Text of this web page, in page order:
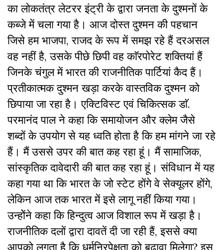
का लोकतंत्र लेटरर इंट्री के द्वारा जनता के दुश्मनों के
कब्जे में चला गया है। आज दोस्त दुश्मन की पहचान
जिसे हम भाजपा, राजद के रूप में समझ रहे हैं दरअसल
वह नहीं है, उसके पीछे छिपी वह काॅरपोरेट शक्तियां हैं
जिनके चंगुल में भारत की राजनीतिक पार्टियां कैद हैं।
प्रतीकात्मक दुश्मन खड़ा करके वास्तविक दुश्मन को
छिपाया जा रहा है। एक्टिविस्ट एवं चिकित्सक डाॅ.
परमानंद पाल ने कहा कि समायोजन और क्लेम जैसे
शब्दों के उपयोग से यह ध्वति होता है कि हम मांगने जा रहे
हैं। मैं उससे उपर की बात कह रहा हूं। मैं सामाजिक,
सांस्कृतिक दावेदारी की बात कह रहा हूं। संविधान में यह
कहा गया था कि भारत के जो स्टेट होंगे वे सेक्यूलर होंगे,
लेकिन आज तक भारत में इसे लागू नहीं किया गया।
उन्होेंने कहा कि हिन्दुत्व आज विशाल रूप में खड़ा है।
राजनीतिक दलों द्वारा दावतें दी जा रही हैं, इससे क्या
आपको लगता है कि धर्मनिरपेक्षता को ब़ढ़ावा मिलेगा? इस